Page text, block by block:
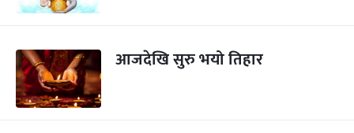
आजदेखि सुरु भयो तिहार